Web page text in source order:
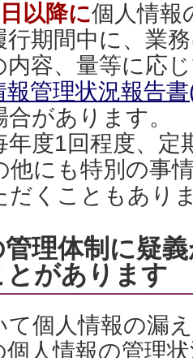
以降に個人情報
行期間中に、業
内容、量等に応
報管理状況報告
があります。
年度1回程度、
他にも特別の事
だくこともあり
理体制に疑
があります
て個人情報の漏
個人情報の管理